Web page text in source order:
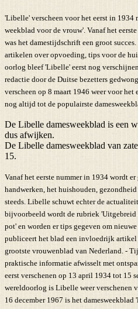
'Libelle' verscheen voor het eerst in 1934
weekblad voor de vrouw'. Vanaf het
was het damestijdschrift een groot
artikelen over opvoeding, tips voor de
oorlog bleef 'Libelle' eerst nog
redactie door de Duitse bezetters
verscheen op 8 maart 1946 weer voor
nog altijd tot de populairste
De Libelle damesweekblad is een
dus afwijken.
De Libelle damesweekblad van
15.
Vanaf het eerste nummer in 1934 wordt
handwerken, het huishouden,
steeds. Libelle schuwt echter de
bijvoorbeeld wordt de rubriek 'Uitgebreid
pot' en worden er tips gegeven om
publiceert het blad een invloedrijk
grootste vrouwenblad van Nederland. -
praktische informatie afwisselt met
eerst verschenen op 13 april 1934 tot 15
wereldoorlog is Libelle weer verschenen
16 december 1967 is het damesweekblad